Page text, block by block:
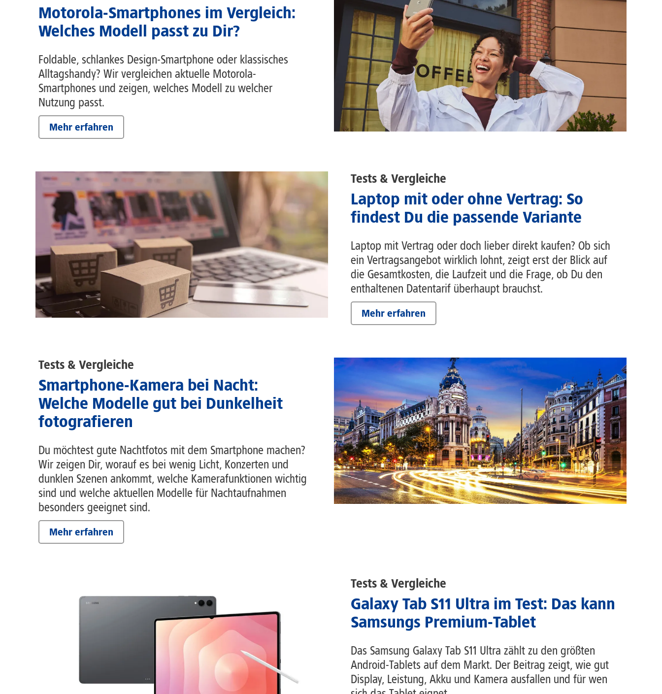
Motorola-Smartphones im Vergleich:
Welches Modell passt zu Dir?
Foldable, schlankes Design-Smartphone oder klassisches
Alltagshandy? Wir vergleichen aktuelle Motorola-
Smartphones und zeigen, welches Modell zu welcher
Nutzung passt.
Mehr erfahren
Tests & Vergleiche
Laptop mit oder ohne Vertrag: So
findest Du die passende Variante
Laptop mit Vertrag oder doch lieber direkt kaufen? Ob sich
ein Vertragsangebot wirklich lohnt, zeigt erst der Blick auf
die Gesamtkosten, die Laufzeit und die Frage, ob Du den
enthaltenen Datentarif überhaupt brauchst.
Mehr erfahren
Tests & Vergleiche
Smartphone-Kamera bei Nacht:
Welche Modelle gut bei Dunkelheit
fotografieren
Du möchtest gute Nachtfotos mit dem Smartphone machen?
Wir zeigen Dir, worauf es bei wenig Licht, Konzerten und
dunklen Szenen ankommt, welche Kamerafunktionen wichtig
sind und welche aktuellen Modelle für Nachtaufnahmen
besonders geeignet sind.
Mehr erfahren
Tests & Vergleiche
Galaxy Tab S11 Ultra im Test: Das kann
Samsungs Premium-Tablet
Das Samsung Galaxy Tab S11 Ultra zählt zu den größten
Android-Tablets auf dem Markt. Der Beitrag zeigt, wie gut
Display, Leistung, Akku und Kamera ausfallen und für wen